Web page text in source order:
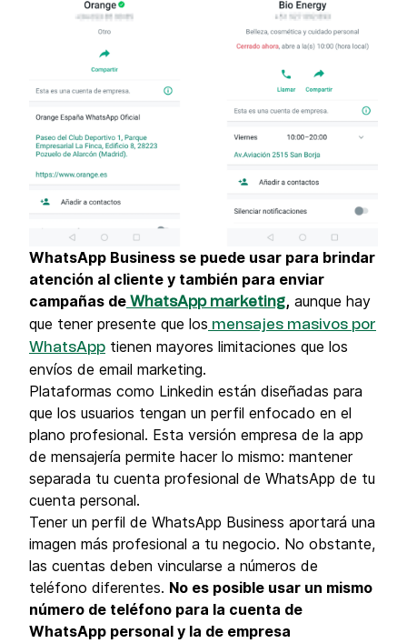
WhatsApp Business se puede usar para brindar
atención al cliente y también para enviar
campañas de WhatsApp marketing, aunque hay
que tener presente que los mensajes masivos por
WhatsApp tienen mayores limitaciones que los
envíos de email marketing.
Plataformas como Linkedin están diseñadas para
que los usuarios tengan un perfil enfocado en el
plano profesional. Esta versión empresa de la app
de mensajería permite hacer lo mismo: mantener
separada tu cuenta profesional de WhatsApp de tu
cuenta personal.
Tener un perfil de WhatsApp Business aportará una
imagen más profesional a tu negocio. No obstante,
las cuentas deben vincularse a números de
teléfono diferentes. No es posible usar un mismo
número de teléfono para la cuenta de
WhatsApp personal y la de empresa